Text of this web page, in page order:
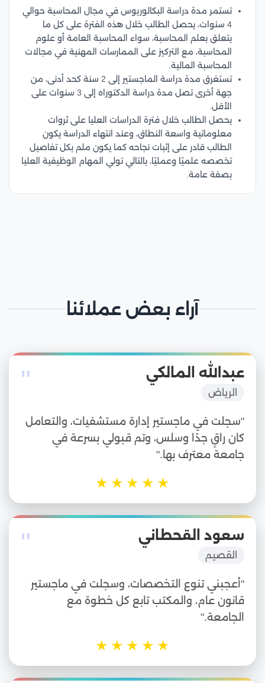
تستمر مدة دراسة البكالوريوس في مجال المحاسبة حوالي
4 سنوات، يحصل الطالب خلال هذه الفترة على كل ما
يتعلق بعلم المحاسبة، سواء المحاسبة العامة أو علوم
المحاسبة، مع التركيز على الممارسات المهنية في مجالات
المحاسبة المالية.
تستغرق مدة دراسة الماجستير إلى 2 سنة كحد أدنى، من
جهة أخرى تصل مدة دراسة الدكتوراه إلى 3 سنوات على
الأقل.
يحصل الطالب خلال فترة الدراسات العليا على ثروات
معلوماتية واسعة النطاق، وعند انتهاء الدراسة يكون
الطالب قادر على إثبات نجاحه كما يكون ملم بكل تفاصيل
تخصصه علميًا وعمليًا، بالتالي تولي المهام الوظيفية العليا
بصفة عامة.
آراء بعض عملائنا
" عبدالله المالكي
الرياض
"سجلت في ماجستير إدارة مستشفيات، والتعامل
كان راقٍ جدًا وسلس، وتم قبولي بسرعة في
جامعة معترف بها."
★
★
★
★
★
" سعود القحطاني
القصيم
"أعجبني تنوع التخصصات، وسجلت في ماجستير
قانون عام، والمكتب تابع كل خطوة مع
الجامعة."
★
★
★
★
★